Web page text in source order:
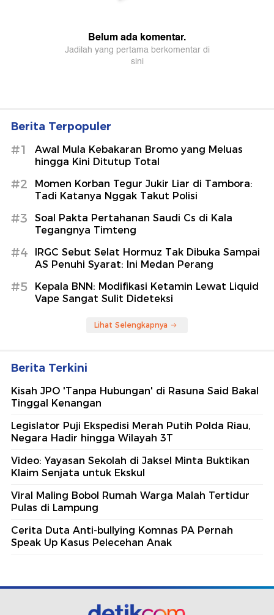
Berita Terpopuler
#1
Awal Mula Kebakaran Bromo yang Meluas
hingga Kini Ditutup Total
#2
Momen Korban Tegur Jukir Liar di Tambora:
Tadi Katanya Nggak Takut Polisi
#3
Soal Pakta Pertahanan Saudi Cs di Kala
Tegangnya Timteng
#4
IRGC Sebut Selat Hormuz Tak Dibuka Sampai
AS Penuhi Syarat: Ini Medan Perang
#5
Kepala BNN: Modifikasi Ketamin Lewat Liquid
Vape Sangat Sulit Dideteksi
Lihat Selengkapnya
Berita Terkini
Kisah JPO 'Tanpa Hubungan' di Rasuna Said Bakal
Tinggal Kenangan
Legislator Puji Ekspedisi Merah Putih Polda Riau,
Negara Hadir hingga Wilayah 3T
Video: Yayasan Sekolah di Jaksel Minta Buktikan
Klaim Senjata untuk Ekskul
Viral Maling Bobol Rumah Warga Malah Tertidur
Pulas di Lampung
Cerita Duta Anti-bullying Komnas PA Pernah
Speak Up Kasus Pelecehan Anak